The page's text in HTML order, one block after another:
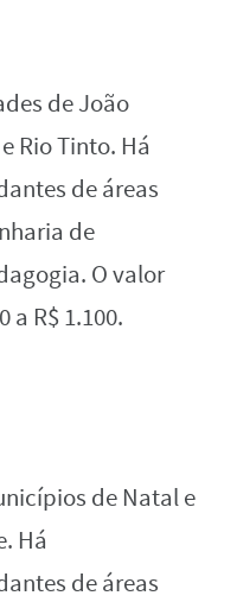
de João
Rio Tinto. Há
de áreas
de
O valor
a R$ 1.100.
de Natal e
Há
de áreas